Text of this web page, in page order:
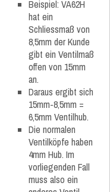
Beispiel: VA62H
hat ein
Schliessmaß von
8,5mm der Kunde
gibt ein Ventilmaß
offen von 15mm
an.
Daraus ergibt sich
15mm-8,5mm =
6,5mm Ventilhub.
Die normalen
Ventilköpfe haben
4mm Hub. Im
vorliegenden Fall
muss also ein